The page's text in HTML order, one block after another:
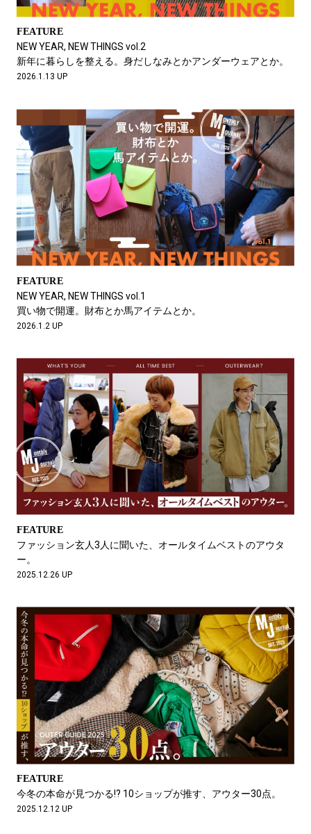
FEATURE
NEW YEAR, NEW THINGS vol.2
新年に暮らしを整える。身だしなみとかアンダーウェアとか。
2026.1.13 UP
FEATURE
NEW YEAR, NEW THINGS vol.1
買い物で開運。財布とか馬アイテムとか。
2026.1.2 UP
FEATURE
ファッション玄人3人に聞いた、オールタイムベストのアウタ
ー。
2025.12.26 UP
FEATURE
今冬の本命が見つかる!? 10ショップが推す、アウター30点。
2025.12.12 UP